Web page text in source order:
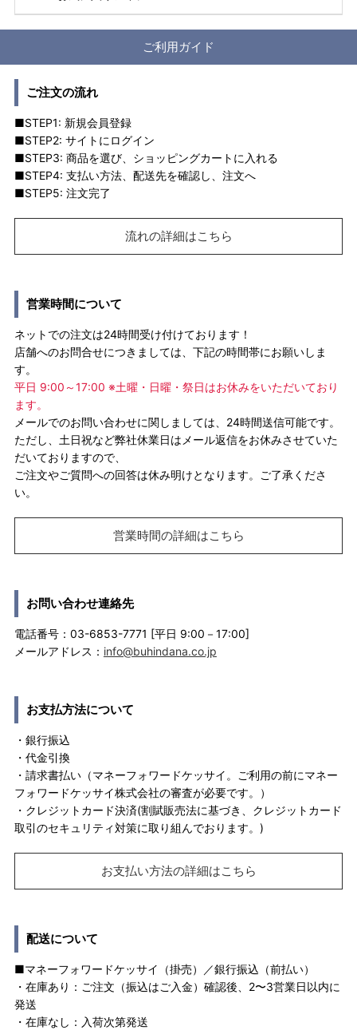
ご利用ガイド
ご注文の流れ
■STEP1: 新規会員登録
■STEP2: サイトにログイン
■STEP3: 商品を選び、ショッピングカートに入れる
■STEP4: 支払い方法、配送先を確認し、注文へ
■STEP5: 注文完了
流れの詳細はこちら
営業時間について
ネットでの注文は24時間受け付けております！
店舗へのお問合せにつきましては、下記の時間帯にお願いしま
す。
平日 9:00～17:00 ※土曜・日曜・祭日はお休みをいただいており
ます。
メールでのお問い合わせに関しましては、24時間送信可能です。
ただし、土日祝など弊社休業日はメール返信をお休みさせていた
だいておりますので、
ご注文やご質問への回答は休み明けとなります。ご了承くださ
い。
営業時間の詳細はこちら
お問い合わせ連絡先
電話番号：03-6853-7771 [平日 9:00－17:00]
メールアドレス： info@buhindana.co.jp
お支払方法について
・銀行振込
・代金引換
・請求書払い（マネーフォワードケッサイ。ご利用の前にマネー
フォワードケッサイ株式会社の審査が必要です。）
・クレジットカード決済(割賦販売法に基づき、クレジットカード
取引のセキュリティ対策に取り組んでおります。)
お支払い方法の詳細はこちら
配送について
■マネーフォワードケッサイ（掛売）／銀行振込（前払い）
・在庫あり：ご注文（振込はご入金）確認後、2〜3営業日以内に
発送
・在庫なし：入荷次第発送